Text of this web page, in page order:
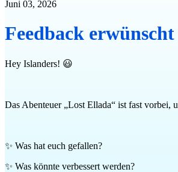
Juni 03, 2026
Feedback erwünscht
Hey Islanders! 😃
Das Abenteuer „Lost Ellada“ ist fast vorbei,
✨ Was hat euch gefallen?
✨ Was könnte verbessert werden?